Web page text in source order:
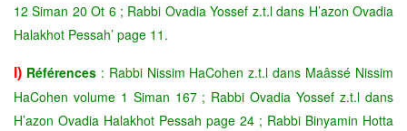
12 Siman 20 Ot 6 ; Rabbi Ovadia Yossef z.t.l dans H’azon Ovadia
Halakhot Pessah’ page 11.
I) Références: Rabbi Nissim HaCohen z.t.l dans Maâssé Nissim
HaCohen volume 1 Siman 167 ; Rabbi Ovadia Yossef z.t.l dans
H’azon Ovadia Halakhot Pessah page 24 ; Rabbi Binyamin Hotta